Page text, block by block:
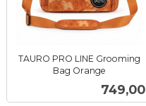
TAURO PRO LINE Grooming
Bag Orange
Pris
749,00